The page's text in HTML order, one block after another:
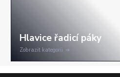
Zobrazit kategorii